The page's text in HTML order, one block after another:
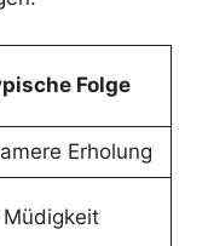
Folge
Erholung
Müdigkeit